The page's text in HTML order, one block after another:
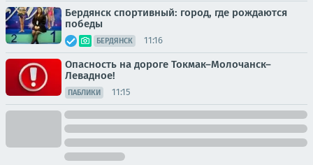
Бердянск спортивный: город, где рождаются
победы
БЕРДЯНСК 11:16
Опасность на дороге Токмак–Молочанск–
Левадное!
ПАБЛИКИ 11:15